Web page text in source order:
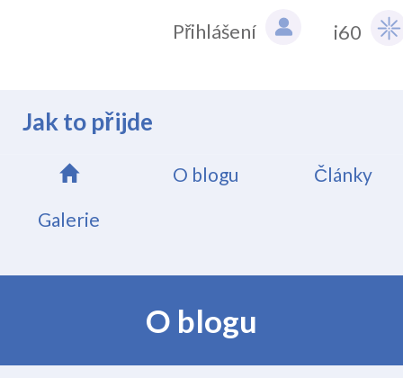
i60
Přihlášení
Jak to přijde
O blogu
Články
Galerie
O blogu